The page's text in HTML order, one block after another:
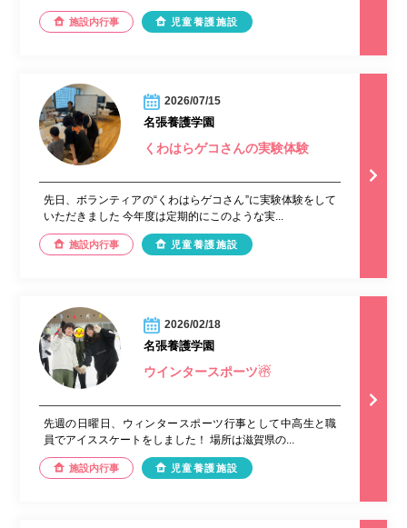
施設内行事 児童養護施設
2026/07/15
名張養護学園
くわはらゲコさんの実験体験
先日、ボランティアの“くわはらゲコさん”に実験体験をして
いただきました 今年度は定期的にこのような実...
施設内行事 児童養護施設
2026/02/18
名張養護学園
ウインタースポーツ☃
先週の日曜日、ウィンタースポーツ行事として中高生と職
員でアイススケートをしました！ 場所は滋賀県の...
施設内行事 児童養護施設